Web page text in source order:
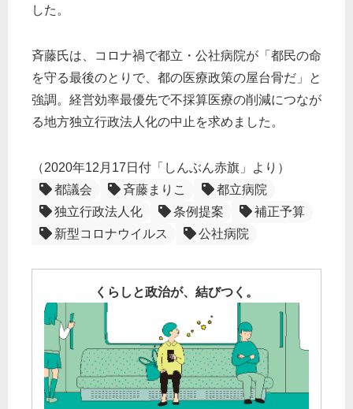
した。
斉藤氏は、コロナ禍で都立・公社病院が「都民の命
を守る最後のとりで、都の医療政策の屋台骨だ」と
強調。経営効率最優先で不採算医療の削減につなが
る地方独立行政法人化の中止を求めました。
（2020年12月17日付「しんぶん赤旗」より）
都議会
斉藤まりこ
都立病院
独立行政法人化
条例提案
補正予算
新型コロナウイルス
公社病院
くらしと政治が、結びつく。